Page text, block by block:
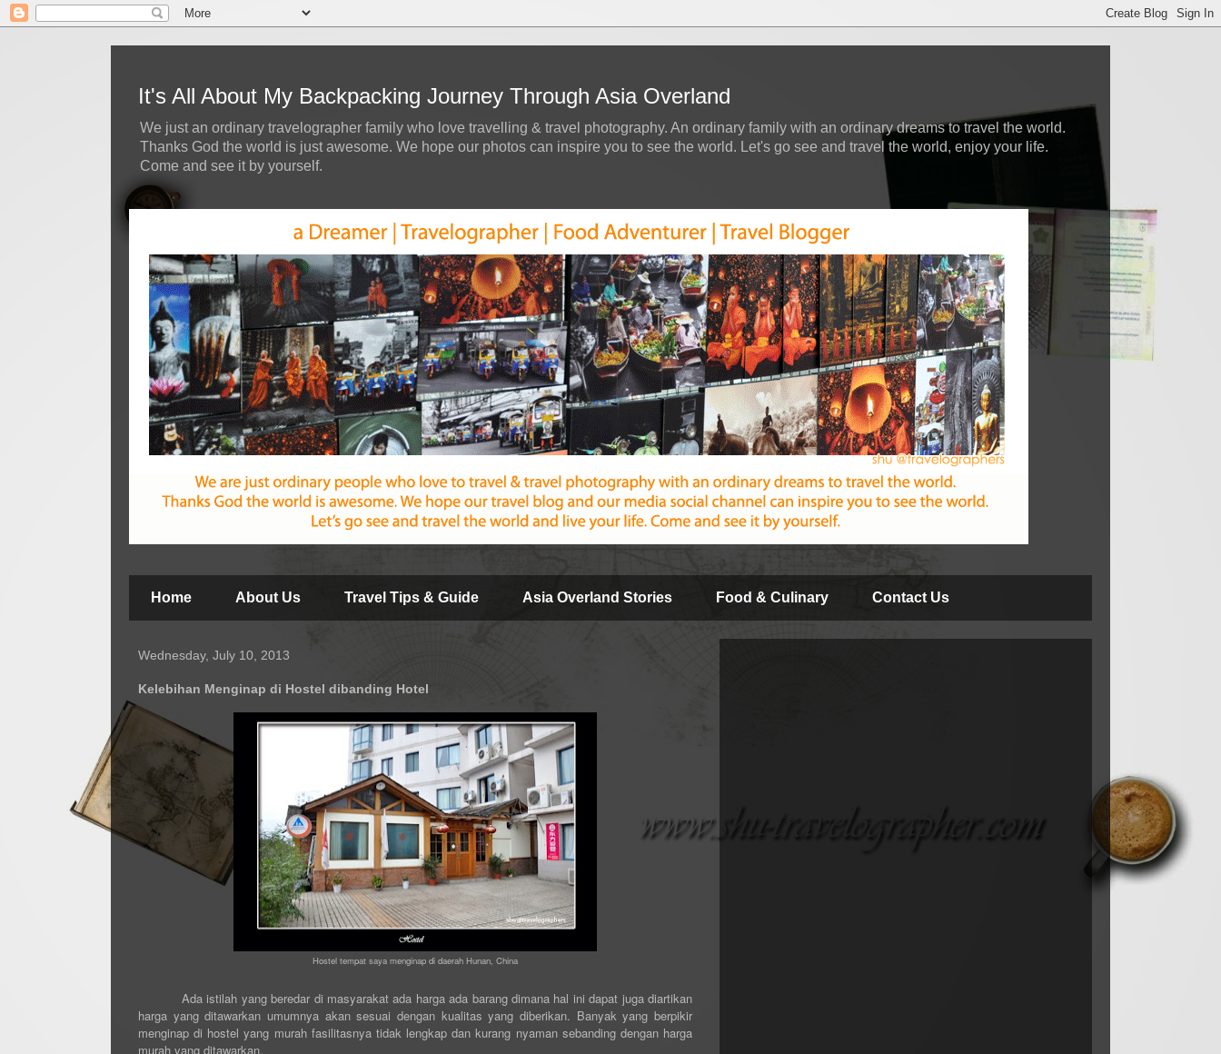
It's All About My Backpacking Journey Through Asia Overland
We just an ordinary travelographer family who love travelling & travel photography. An ordinary family with an ordinary dreams to travel the world.
Thanks God the world is just awesome. We hope our photos can inspire you to see the world. Let's go see and travel the world, enjoy your life.
Come and see it by yourself.
Home About Us Travel Tips & Guide Asia Overland Stories Food & Culinary Contact Us
Wednesday, July 10, 2013
Kelebihan Menginap di Hostel dibanding Hotel
Hostel tempat saya menginap di daerah Hunan, China
Ada istilah yang beredar di masyarakat ada harga ada barang dimana hal ini dapat juga diartikan
harga yang ditawarkan umumnya akan sesuai dengan kualitas yang diberikan. Banyak yang berpikir
menginap di hostel yang murah fasilitasnya tidak lengkap dan kurang nyaman sebanding dengan harga
murah yang ditawarkan.